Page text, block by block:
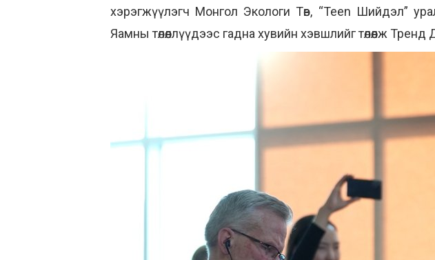
хэрэгжүүлэгч Монгол Экологи Төв, “Teen Шийдэл”
Яамны төлөөллүүдээс гадна хувийн хэвшлийг төлөөлж